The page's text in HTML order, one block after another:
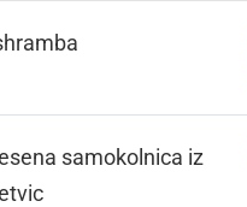
samokolnica iz